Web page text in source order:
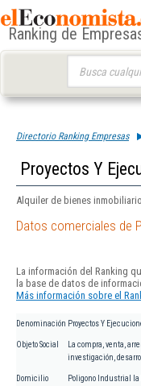
Ranking de
Directorio Ranking Empresas
Proyectos Y
Alquiler de bienes
Datos comerciales de
La información del Ranking
la base de datos de
Más información sobre el
Denominación Proyectos Y
Objeto Social
La compra, venta,
investigación,
Domicilio
Poligono Industrial la